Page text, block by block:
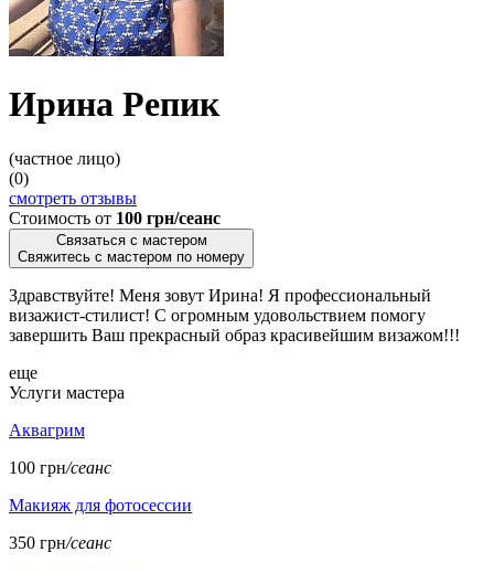
Ирина Репик
(частное лицо)
(0)
смотреть отзывы
Стоимость от 100 грн/сеанс
Связаться с мастером
Свяжитесь с мастером по номеру
Здравствуйте! Меня зовут Ирина! Я профессиональный
визажист-стилист! С огромным удовольствием помогу
завершить Ваш прекрасный образ красивейшим визажом!!!
еще
Услуги мастера
Аквагрим
100 грн/сеанс
Макияж для фотосессии
350 грн/сеанс